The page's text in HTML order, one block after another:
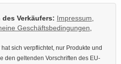
Verkäufers: Impressum
Geschäftsbedingungen
hat sich verpflichtet, nur Produkte und
den geltenden Vorschriften des EU-